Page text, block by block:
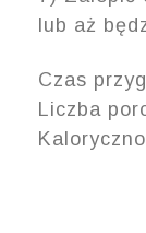
lub aż
Czas
Liczba
Kalory